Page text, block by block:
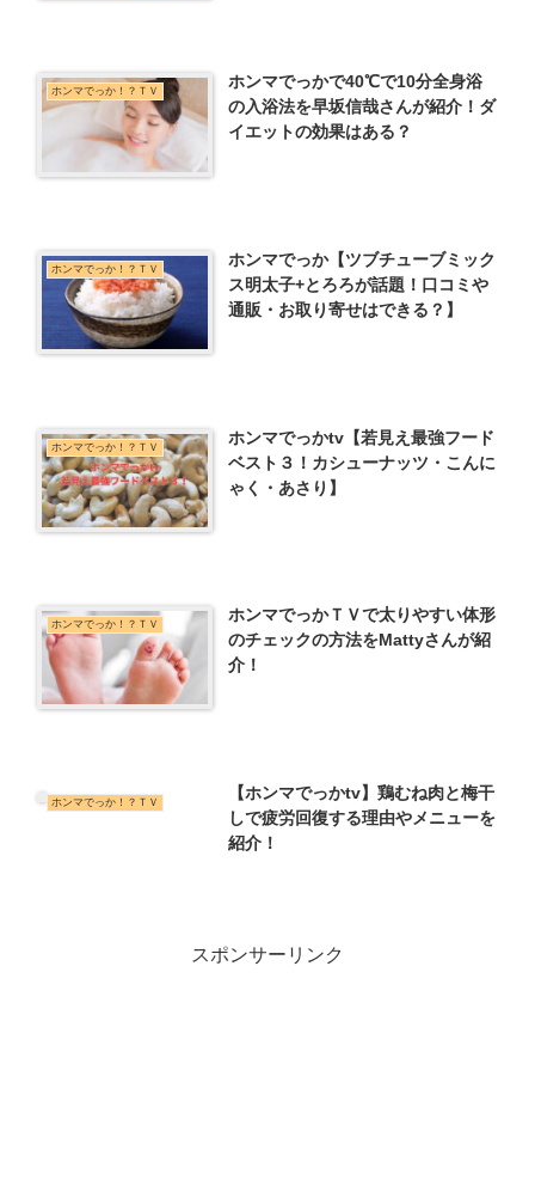
ホンマでっか！？ＴＶ
ホンマでっかで40℃で10分全身浴
の入浴法を早坂信哉さんが紹介！ダ
イエットの効果はある？
ホンマでっか！？ＴＶ
ホンマでっか【ツブチューブミック
ス明太子+とろろが話題！口コミや
通販・お取り寄せはできる？】
ホンマでっか！？ＴＶ
ホンマでっかtv【若見え最強フード
ベスト３！カシューナッツ・こんに
ゃく・あさり】
ホンマでっか！？ＴＶ
ホンマでっかＴＶで太りやすい体形
のチェックの方法をMattyさんが紹
介！
ホンマでっか！？ＴＶ
【ホンマでっかtv】鶏むね肉と梅干
しで疲労回復する理由やメニューを
紹介！
スポンサーリンク